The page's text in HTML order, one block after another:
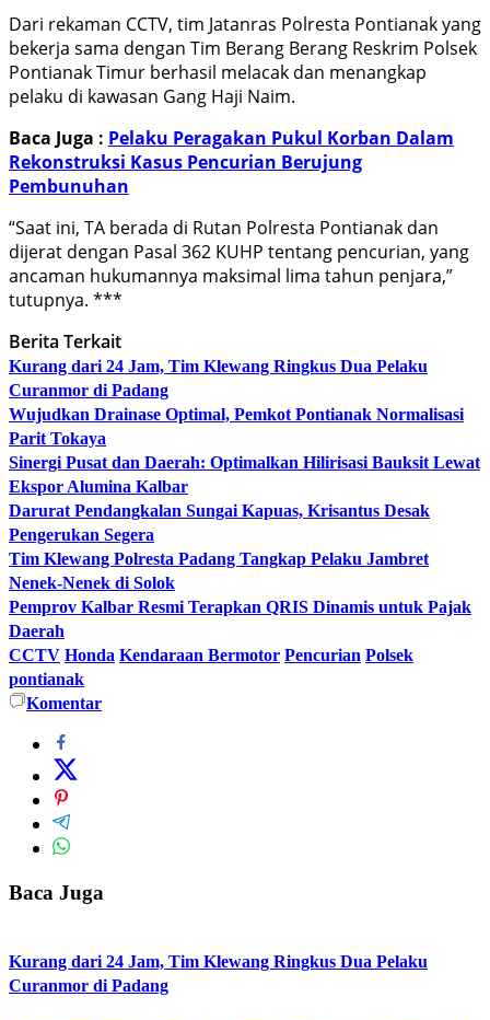
Dari rekaman CCTV, tim Jatanras Polresta Pontianak yang
bekerja sama dengan Tim Berang Berang Reskrim Polsek
Pontianak Timur berhasil melacak dan menangkap
pelaku di kawasan Gang Haji Naim.
Baca Juga : Pelaku Peragakan Pukul Korban Dalam
Rekonstruksi Kasus Pencurian Berujung
Pembunuhan
“Saat ini, TA berada di Rutan Polresta Pontianak dan
dijerat dengan Pasal 362 KUHP tentang pencurian, yang
ancaman hukumannya maksimal lima tahun penjara,”
tutupnya. ***
Berita Terkait
Kurang dari 24 Jam, Tim Klewang Ringkus Dua Pelaku
Curanmor di Padang
Wujudkan Drainase Optimal, Pemkot Pontianak Normalisasi
Parit Tokaya
Sinergi Pusat dan Daerah: Optimalkan Hilirisasi Bauksit Lewat
Ekspor Alumina Kalbar
Darurat Pendangkalan Sungai Kapuas, Krisantus Desak
Pengerukan Segera
Tim Klewang Polresta Padang Tangkap Pelaku Jambret
Nenek-Nenek di Solok
Pemprov Kalbar Resmi Terapkan QRIS Dinamis untuk Pajak
Daerah
CCTV Honda Kendaraan Bermotor Pencurian Polsek
pontianak
Komentar
Baca Juga
Kurang dari 24 Jam, Tim Klewang Ringkus Dua Pelaku
Curanmor di Padang